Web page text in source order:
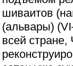
шиваитов
(альвары)
всей стране,